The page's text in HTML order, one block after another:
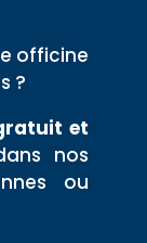
officine
?
et
nos
ou